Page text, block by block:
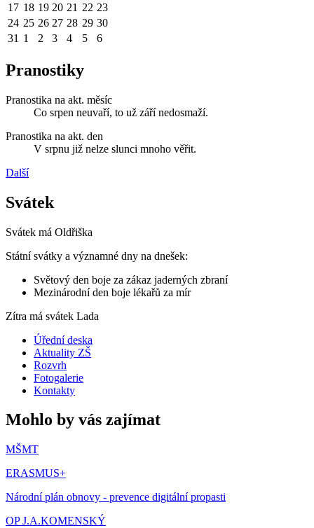
17 18 19 20 21 22 23
24 25 26 27 28 29 30
31 1 2 3 4 5 6
Pranostiky
Pranostika na akt. měsíc
Co srpen neuvaří, to už září nedosmaží.
Pranostika na akt. den
V srpnu již nelze slunci mnoho věřit.
Další
Svátek
Svátek má Oldřiška
Státní svátky a významné dny na dnešek:
Světový den boje za zákaz jaderných zbraní
Mezinárodní den boje lékařů za mír
Zítra má svátek Lada
Úřední deska
Aktuality ZŠ
Rozvrh
Fotogalerie
Kontakty
Mohlo by vás zajímat
MŠMT
ERASMUS+
Národní plán obnovy - prevence digitální propasti
OP J.A.KOMENSKÝ